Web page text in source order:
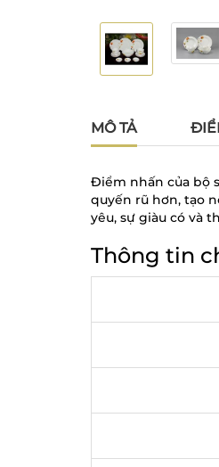
MÔ TẢ
Điểm nhấn của bộ
quyến rũ hơn, tạo
yêu, sự giàu có và
Thông tin